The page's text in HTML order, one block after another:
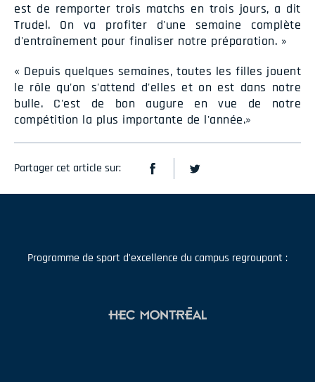
est de remporter trois matchs en trois jours, a dit
Trudel. On va profiter d'une semaine complète
d'entraînement pour finaliser notre préparation. »
« Depuis quelques semaines, toutes les filles jouent
le rôle qu'on s'attend d'elles et on est dans notre
bulle. C'est de bon augure en vue de notre
compétition la plus importante de l'année.»
Partager cet article sur:
Programme de sport d'excellence du campus regroupant :